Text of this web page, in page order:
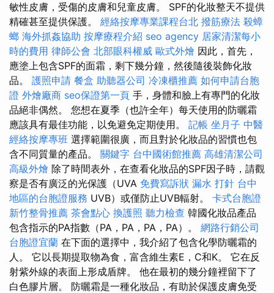
敏性皮膚，受傷的皮膚和兒童皮膚。 SPF的化妝整天不提供
精確甚至提供保護。 經絡按摩專業課程台北 撥筋療法 殺蟑
螂 海外抓姦協助 按摩療程介紹 seo agency 居家清潔每小
時的費用 律師公會 北部眼科權威 歐式外燴 因此，首先，
應塗上包含SPF的面霜，剩下幾分鐘，然後隨後裝飾化妝
品。 護照申請 餐盒 助聽器公司 冷凍櫃推薦 如何申請台胞
證 外燴廠商 seo保證第一頁 手，身體和臉上有專門的化妝
品絕非偶然。 您想在夏季（也許全年）每天使用的防曬霜
應該具有最佳功能，以免避免定期使用。 記帳 坐月子 中醫
經絡按摩專班 選擇範圍很廣，而且對於化妝品的習慣也包
含不同質量的產品。 關鍵字 台中國術館推薦 高雄清潔公司
高級外燴 除了時間表外，在查看化妝品的SPF因子時，請觀
察是否有廣泛的光保護（UVA 免費寫訴狀 漏水 打針 台中
地區的台胞證服務 UVB）或僅防止UVB輻射。 卡式台胞證
新竹整骨推薦 茶會點心 換護照 聽力檢查 韓國化妝品產品
包含指示的PA指數（PA，PA，PA，PA）。 網路行銷公司
台胞證宜蘭 在下面的選擇中，我介紹了包含化學防曬霜的
人。 它以長期提取物為食，富含維生素E，C和K。 它在反
射紫外線的表面上形成盾牌。 他在最初的幾分鐘裡留下了
白色膠片層。 防曬霜是一種化妝品，有助於保護皮膚免受